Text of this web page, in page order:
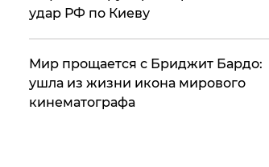
удар РФ по Киеву
Мир прощается с Бриджит Бардо:
ушла из жизни икона мирового
кинематографа